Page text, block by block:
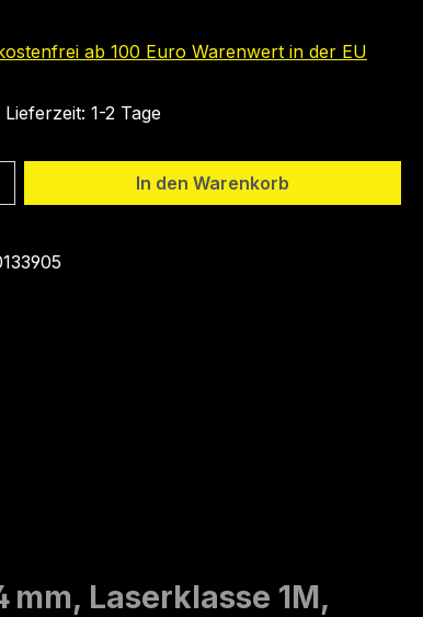
ab 100 Euro Warenwert in der EU
1-2 Tage
Gib den gewünschten Wert
In den Warenkorb
mm, Laserklasse 1M,